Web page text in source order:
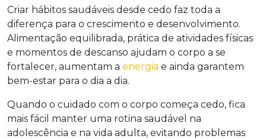
Criar hábitos saudáveis desde cedo faz toda a
diferença para o crescimento e desenvolvimento.
Alimentação equilibrada, prática de atividades físicas
e momentos de descanso ajudam o corpo a se
fortalecer, aumentam a energia e ainda garantem
bem-estar para o dia a dia.
Quando o cuidado com o corpo começa cedo, fica
mais fácil manter uma rotina saudável na
adolescência e na vida adulta, evitando problemas